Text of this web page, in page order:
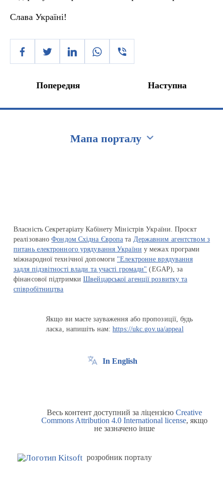
Слава Україні!
Попередня Наступна
Мапа порталу
Власність Секретаріату Кабінету Міністрів України. Проєкт
реалізованоФондом Східна Європа та Державним агентством з
питань електронного урядування України у межах програми
міжнародної технічної допомоги "Електронне врядування
задля підзвітності влади та участі громади" (EGAP), за
фінансової підтримкиШвейцарської агенції розвитку та
співробітництва
Якщо ви маєте зауваження або пропозиції, будь
ласка, напишіть нам:https://ukc.gov.ua/appeal
In English
Весь контент доступний за ліцензією Creative
Commons Attribution 4.0 International license, якщо
не зазначено інше
розробник порталу